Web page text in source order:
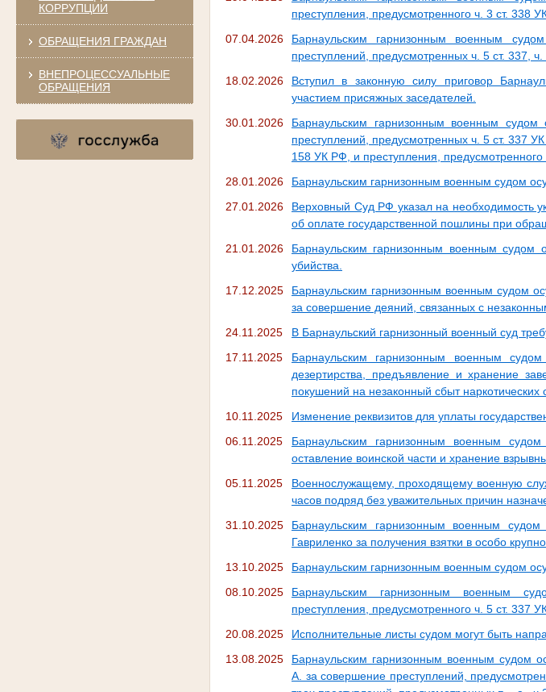
КОРРУПЦИИ
ОБРАЩЕНИЯ ГРАЖДАН
ВНЕПРОЦЕССУАЛЬНЫЕ
ОБРАЩЕНИЯ
преступления, предусмотренного ч. 3 ст. 338
07.04.2026
Барнаульским гарнизонным военным
преступлений, предусмотренных ч. 5 ст. 337,
18.02.2026
Вступил в законную силу приговор
участием присяжных заседателей.
30.01.2026
Барнаульским гарнизонным военным
преступлений, предусмотренных ч. 5 ст. 337
158 УК РФ, и преступления,
28.01.2026
Барнаульским гарнизонным военным судом
27.01.2026
Верховный Суд РФ указал на необходимость
об оплате государственной пошлины при
21.01.2026
Барнаульским гарнизонным военным судом
убийства.
17.12.2025
Барнаульским гарнизонным военным судом
за совершение деяний, связанных с
24.11.2025
В Барнаульский гарнизонный военный суд
17.11.2025
Барнаульским гарнизонным военным
дезертирства, предъявление и хранение
покушений на незаконный сбыт наркотических
10.11.2025
Изменение реквизитов для уплаты
06.11.2025
Барнаульским гарнизонным военным
оставление воинской части и хранение
05.11.2025
Военнослужащему, проходящему военную
часов подряд без уважительных причин
31.10.2025
Барнаульским гарнизонным военным судом
Гавриленко за получения взятки в особо
13.10.2025
Барнаульским гарнизонным военным судом
08.10.2025
Барнаульским гарнизонным военным
преступления, предусмотренного ч. 5 ст. 337
20.08.2025
Исполнительные листы судом могут быть
13.08.2025
Барнаульским гарнизонным военным судом
А. за совершение преступлений,